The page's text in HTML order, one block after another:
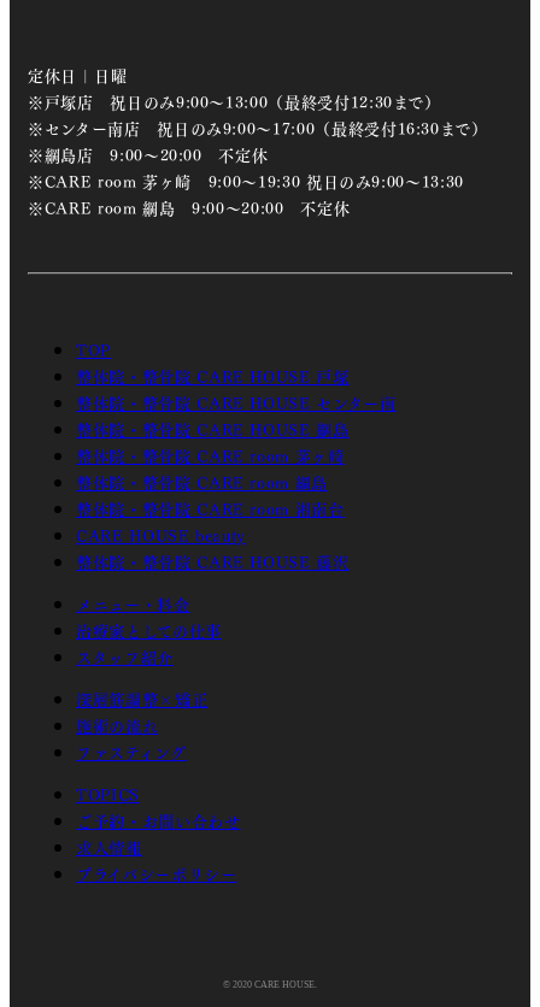
定休日 | 日曜
※戸塚店 祝日のみ9:00～13:00（最終受付12:30まで）
※センター南店 祝日のみ9:00～17:00（最終受付16:30まで）
※綱島店 9:00～20:00 不定休
※CARE room 茅ヶ崎 9:00～19:30 祝日のみ9:00～13:30
※CARE room 綱島 9:00～20:00 不定休
TOP
整体院・整骨院 CARE HOUSE 戸塚
整体院・整骨院 CARE HOUSE センター南
整体院・整骨院 CARE HOUSE 綱島
整体院・整骨院 CARE room 茅ヶ崎
整体院・整骨院 CARE room 綱島
整体院・整骨院 CARE room 湘南台
CARE HOUSE beauty
整体院・整骨院 CARE HOUSE 藤沢
メニュー・料金
治療家としての仕事
スタッフ紹介
深層筋調整×矯正
施術の流れ
ファスティング
TOPICS
ご予約・お問い合わせ
求人情報
プライバシーポリシー
© 2020 CARE HOUSE.